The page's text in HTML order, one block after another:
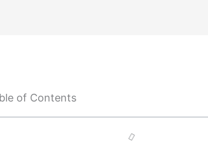
of Contents